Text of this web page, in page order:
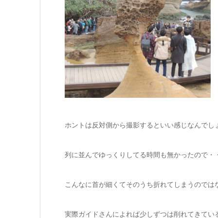
ホントは反対側から撮影するといい感じなんでし
列に並んでゆっくりしてる時間も無かったので・・
こんなに首が細くてそのうち折れてしまうのでは
実際ガイドさんによれば少しずつは削れてきてい